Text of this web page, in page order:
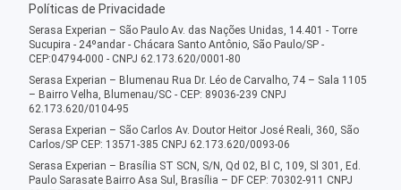
Políticas de Privacidade
Serasa Experian – São Paulo Av. das Nações Unidas, 14.401 - Torre
Sucupira - 24ºandar - Chácara Santo Antônio, São Paulo/SP -
CEP:04794-000 - CNPJ 62.173.620/0001-80
Serasa Experian – Blumenau Rua Dr. Léo de Carvalho, 74 – Sala 1105
– Bairro Velha, Blumenau/SC - CEP: 89036-239 CNPJ
62.173.620/0104-95
Serasa Experian – São Carlos Av. Doutor Heitor José Reali, 360, São
Carlos/SP CEP: 13571-385 CNPJ 62.173.620/0093-06
Serasa Experian – Brasília ST SCN, S/N, Qd 02, Bl C, 109, Sl 301, Ed.
Paulo Sarasate Bairro Asa Sul, Brasília – DF CEP: 70302-911 CNPJ